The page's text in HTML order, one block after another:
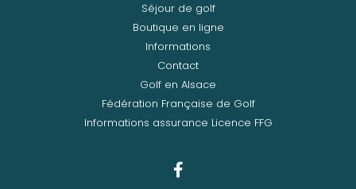
Séjour de golf
Boutique en ligne
Informations
Contact
Golf en Alsace
Fédération Française de Golf
Informations assurance Licence FFG